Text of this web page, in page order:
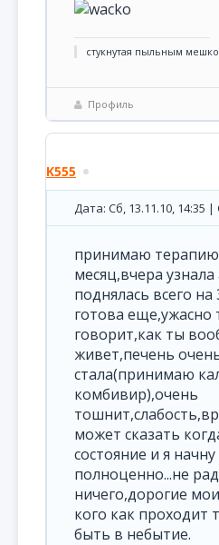
стукнутая пыльным
Профиль
K555
Дата: Сб, 13.11.10, 14:35
принимаю
месяц,вчера
поднялась всего
готова еще,ужасно
говорит,как ты
живет,печень
стала(принимаю
комбивир),очень
может сказать
состояние и я
полноценно...не
ничего,дорогие
кого как проходит
быть в небытие.